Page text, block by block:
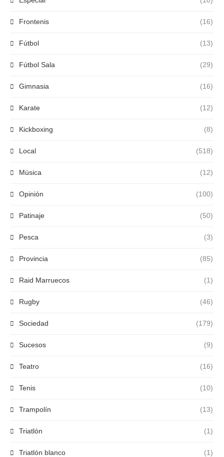
Frontenis (16)
Fútbol (13)
Fútbol Sala (29)
Gimnasia (16)
Karate (12)
Kickboxing (8)
Local (518)
Música (12)
Opinión (100)
Patinaje (50)
Pesca (3)
Provincia (85)
Raid Marruecos (1)
Rugby (46)
Sociedad (179)
Sucesos (9)
Teatro (16)
Tenis (10)
Trampolín (13)
Triatlón (1)
Triatlón blanco (1)